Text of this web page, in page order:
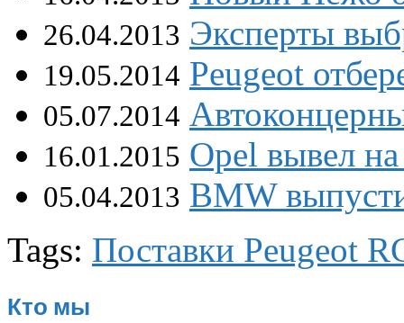
26.04.2013 Эксперты
19.05.2014 Peugeot
05.07.2014
16.01.2015 Opel вывел
05.04.2013 BMW
Tags: Поставки Peugeot
Кто мы